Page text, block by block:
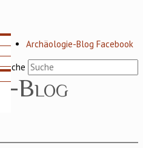
Archäologie-Blog Facebook
Suche